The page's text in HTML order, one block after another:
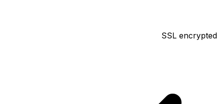
SSL encrypted